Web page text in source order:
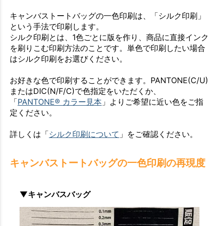
キャンバストートバッグの一色印刷は、「シルク印刷」
という手法で印刷します。
シルク印刷とは、1色ごとに版を作り、商品に直接インク
を刷りこむ印刷方法のことです。単色で印刷したい場合
はシルク印刷をお選びください。
お好きな色で印刷することができます。PANTONE(C/U)
またはDIC(N/F/C)で色指定をいただくか、
「PANTONE® カラー見本 」よりご希望に近い色をご指
定ください。
詳しくは「シルク印刷について 」をご確認ください。
キャンバストートバッグの一色印刷の再現度
▼キャンバスバッグ